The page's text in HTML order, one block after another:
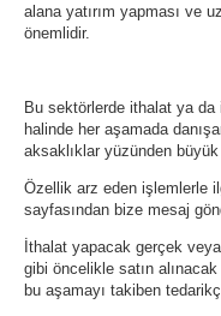
alana yatırım yapması ve
önemlidir.
Bu sektörlerde ithalat ya
halinde her aşamada
aksaklıklar yüzünden
Özellik arz eden işlemlerle
sayfasından bize mesaj
İthalat yapacak gerçek
gibi öncelikle satın
bu aşamayı takiben